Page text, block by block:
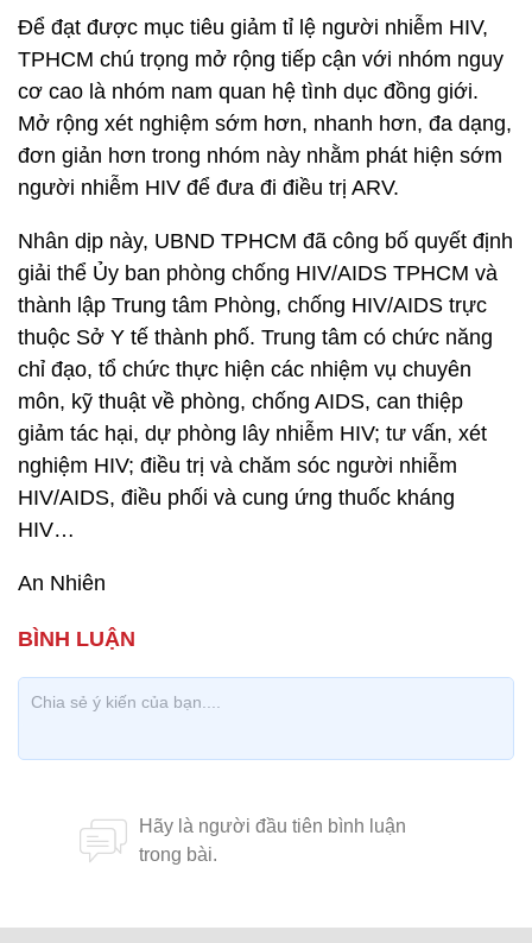
Để đạt được mục tiêu giảm tỉ lệ người nhiễm HIV,
TPHCM chú trọng mở rộng tiếp cận với nhóm nguy
cơ cao là nhóm nam quan hệ tình dục đồng giới.
Mở rộng xét nghiệm sớm hơn, nhanh hơn, đa dạng,
đơn giản hơn trong nhóm này nhằm phát hiện sớm
người nhiễm HIV để đưa đi điều trị ARV.
Nhân dịp này, UBND TPHCM đã công bố quyết định
giải thể Ủy ban phòng chống HIV/AIDS TPHCM và
thành lập Trung tâm Phòng, chống HIV/AIDS trực
thuộc Sở Y tế thành phố. Trung tâm có chức năng
chỉ đạo, tổ chức thực hiện các nhiệm vụ chuyên
môn, kỹ thuật về phòng, chống AIDS, can thiệp
giảm tác hại, dự phòng lây nhiễm HIV; tư vấn, xét
nghiệm HIV; điều trị và chăm sóc người nhiễm
HIV/AIDS, điều phối và cung ứng thuốc kháng
HIV…
An Nhiên